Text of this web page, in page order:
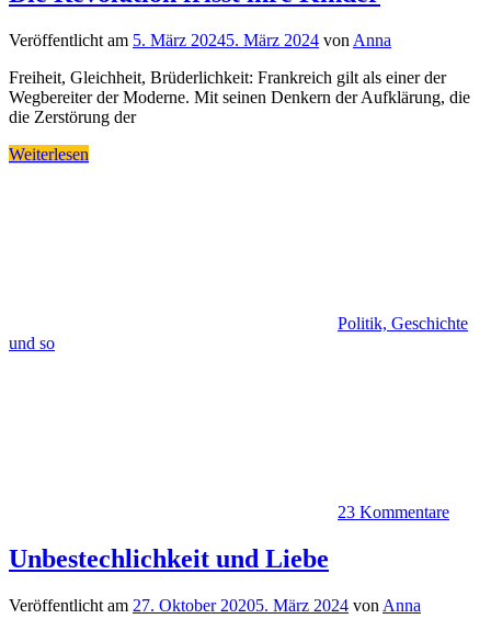
Veröffentlicht am 5. März 20245. März 2024 von Anna
Freiheit, Gleichheit, Brüderlichkeit: Frankreich gilt als einer der
Wegbereiter der Moderne. Mit seinen Denkern der Aufklärung, die
die Zerstörung der
Weiterlesen
Politik, Geschichte
und so
23 Kommentare
Unbestechlichkeit und Liebe
Veröffentlicht am 27. Oktober 20205. März 2024 von Anna